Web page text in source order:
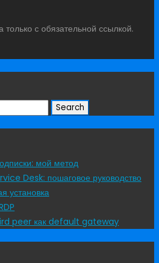
с обязательной ссылкой.
мой метод
Desk: пошаговое руководство
установка
peer как default gateway